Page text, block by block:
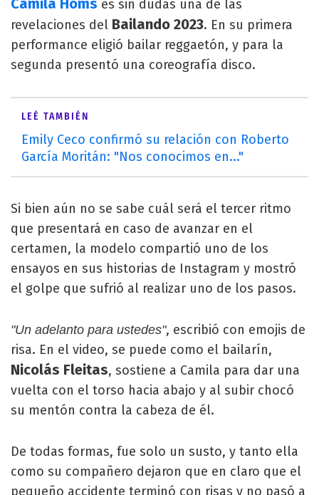
Camila Homs es sin dudas una de las
revelaciones del Bailando 2023. En su primera
performance eligió bailar reggaetón, y para la
segunda presentó una coreografía disco.
LEÉ TAMBIÉN
Emily Ceco confirmó su relación con Roberto
García Moritán: "Nos conocimos en..."
Si bien aún no se sabe cuál será el tercer ritmo
que presentará en caso de avanzar en el
certamen, la modelo compartió uno de los
ensayos en sus historias de Instagram y mostró
el golpe que sufrió al realizar uno de los pasos.
"Un adelanto para ustedes", escribió con emojis de
risa. En el video, se puede como el bailarín,
Nicolás Fleitas, sostiene a Camila para dar una
vuelta con el torso hacia abajo y al subir chocó
su mentón contra la cabeza de él.
De todas formas, fue solo un susto, y tanto ella
como su compañero dejaron que en claro que el
pequeño accidente terminó con risas y no pasó a